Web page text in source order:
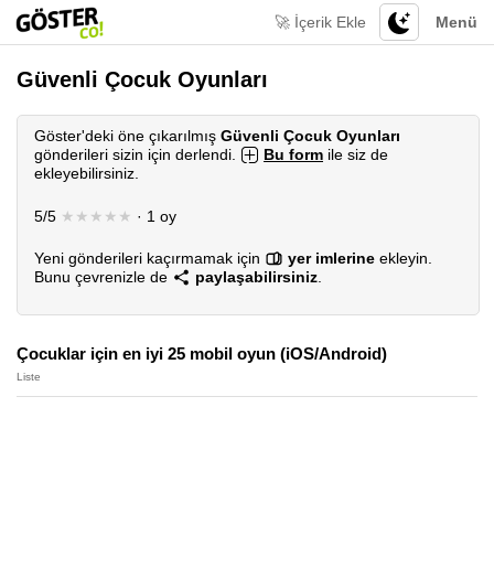
Menü
🚀 İçerik Ekle
Güvenli Çocuk Oyunları
Göster'deki öne çıkarılmış Güvenli Çocuk Oyunları
gönderileri sizin için derlendi.
Bu form ile siz de
ekleyebilirsiniz.
5/5 ★★★★★ · 1 oy
Yeni gönderileri kaçırmamak için yer imlerine ekleyin.
Bunu çevrenizle de
paylaşabilirsiniz
Çocuklar için en iyi 25 mobil oyun (iOS/Android)
Liste